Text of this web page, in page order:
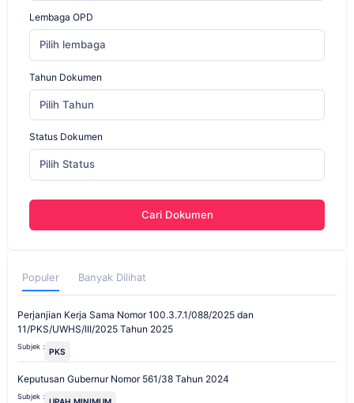
Lembaga OPD
Pilih lembaga
Tahun Dokumen
Pilih Tahun
Status Dokumen
Pilih Status
Cari Dokumen
Populer Banyak Dilihat
Perjanjian Kerja Sama Nomor 100.3.7.1/088/2025 dan
11/PKS/UWHS/III/2025 Tahun 2025
Subjek : PKS
Keputusan Gubernur Nomor 561/38 Tahun 2024
Subjek :